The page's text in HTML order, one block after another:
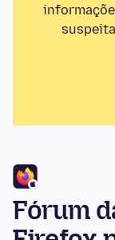
Fórum